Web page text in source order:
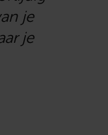
je
je